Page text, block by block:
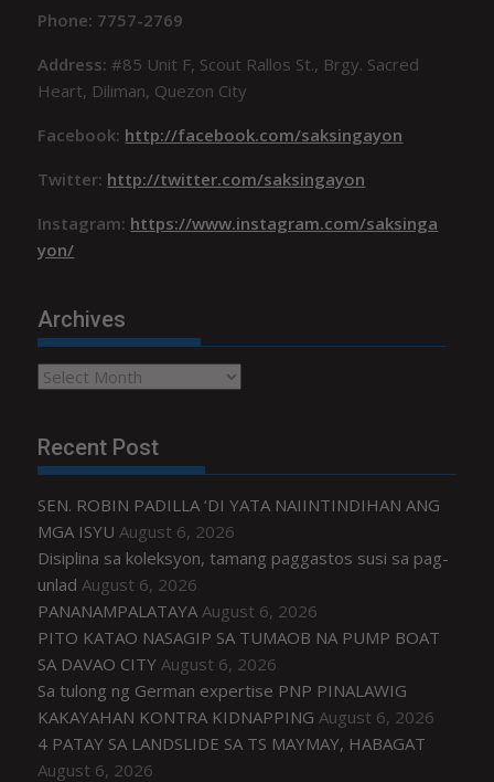
Phone: 7757-2769
Address:#85 Unit F, Scout Rallos St., Brgy. Sacred
Heart, Diliman, Quezon City
Facebook: http://facebook.com/saksingayon
Twitter: http://twitter.com/saksingayon
Instagram: https://www.instagram.com/saksinga
yon/
Archives
Archives
Recent Post
SEN. ROBIN PADILLA ‘DI YATA NAIINTINDIHAN ANG
MGA ISYU August 6, 2026
Disiplina sa koleksyon, tamang paggastos susi sa pag-
unlad August 6, 2026
PANANAMPALATAYA August 6, 2026
PITO KATAO NASAGIP SA TUMAOB NA PUMP BOAT
SA DAVAO CITY August 6, 2026
Sa tulong ng German expertise PNP PINALAWIG
KAKAYAHAN KONTRA KIDNAPPING August 6, 2026
4 PATAY SA LANDSLIDE SA TS MAYMAY, HABAGAT
August 6, 2026